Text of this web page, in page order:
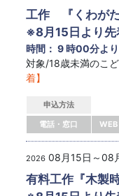
工作 『くわがた
※8月15日より先
時間： 9 時00分よ
対象/18歳未満のこ
着】
申込方法
電話・窓口
WEB
2026 08月15日～08
有料工作『木製